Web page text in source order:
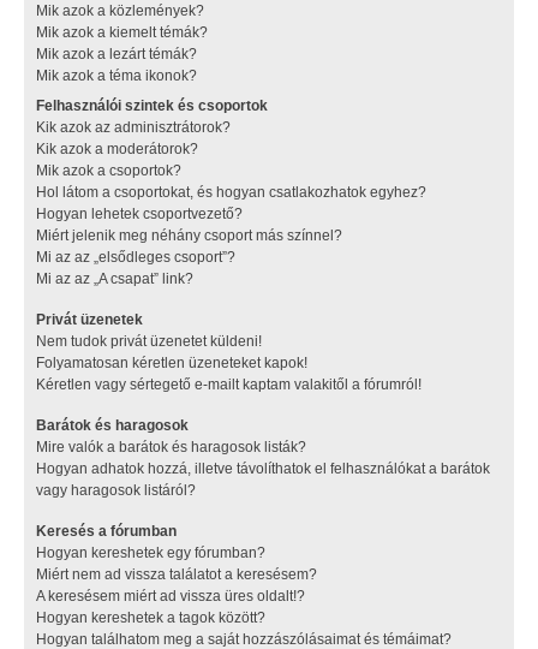
Mik azok a közlemények?
Mik azok a kiemelt témák?
Mik azok a lezárt témák?
Mik azok a téma ikonok?
Felhasználói szintek és csoportok
Kik azok az adminisztrátorok?
Kik azok a moderátorok?
Mik azok a csoportok?
Hol látom a csoportokat, és hogyan csatlakozhatok egyhez?
Hogyan lehetek csoportvezető?
Miért jelenik meg néhány csoport más színnel?
Mi az az „elsődleges csoport”?
Mi az az „A csapat” link?
Privát üzenetek
Nem tudok privát üzenetet küldeni!
Folyamatosan kéretlen üzeneteket kapok!
Kéretlen vagy sértegető e-mailt kaptam valakitől a fórumról!
Barátok és haragosok
Mire valók a barátok és haragosok listák?
Hogyan adhatok hozzá, illetve távolíthatok el felhasználókat a barátok
vagy haragosok listáról?
Keresés a fórumban
Hogyan kereshetek egy fórumban?
Miért nem ad vissza találatot a keresésem?
A keresésem miért ad vissza üres oldalt!?
Hogyan kereshetek a tagok között?
Hogyan találhatom meg a saját hozzászólásaimat és témáimat?